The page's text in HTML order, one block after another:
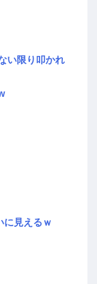
い限り叩かれ
に見えるｗ